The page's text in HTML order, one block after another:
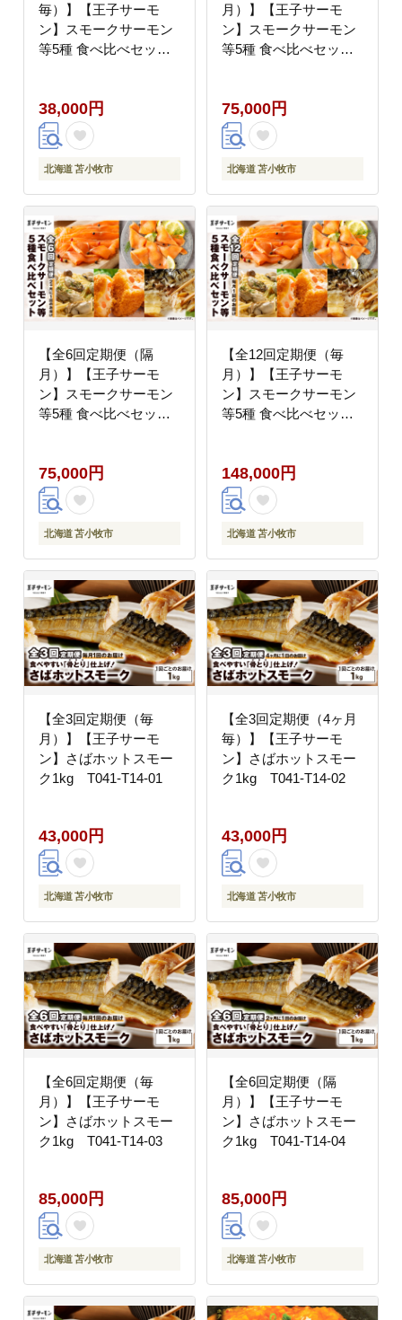
毎）】【王子サーモ
ン】スモークサーモン
等5種 食べ比べセッ
38,000円
北海道 苫小牧市
月）】【王子サーモ
ン】スモークサーモン
等5種 食べ比べセッ
75,000円
北海道 苫小牧市
【全6回定期便（隔
月）】【王子サーモ
ン】スモークサーモン
等5種 食べ比べセッ
75,000円
北海道 苫小牧市
【全12回定期便（毎
月）】【王子サーモ
ン】スモークサーモン
等5種 食べ比べセッ
148,000円
北海道 苫小牧市
【全3回定期便（毎
月）】【王子サーモ
ン】さばホットスモー
ク1kg T041-T14-01
43,000円
北海道 苫小牧市
【全3回定期便（4ヶ月
毎）】【王子サーモ
ン】さばホットスモー
ク1kg T041-T14-02
43,000円
北海道 苫小牧市
【全6回定期便（毎
月）】【王子サーモ
ン】さばホットスモー
ク1kg T041-T14-03
85,000円
北海道 苫小牧市
【全6回定期便（隔
月）】【王子サーモ
ン】さばホットスモー
ク1kg T041-T14-04
85,000円
北海道 苫小牧市